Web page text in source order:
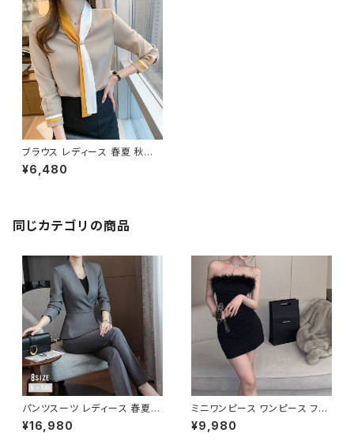
ブラウス レディース 春夏 秋冬
春 夏 秋 冬 白 ボウタイ シャツ
トップス 無地ブラウス 長袖 トッ
イト ベージュ ライトブルー オフ
ィスカジュアル スーツ ブラウス
ンプル 長袖シャツ ブラウスシャ
ツ シャツブラウス オフィス カジ
ュアル OL 上品 大人 S M L XL
2XL 20代 30代 40代 50代 C
-TSS0064
¥6,480
同じカテゴリの商品
パンツスーツ レディース 春夏
秋冬 春 夏 秋 冬 黒 紺 スーツ
上下セット 2点セット ジャケット
¥16,980
ミニワンピース ワンピース フェ
ザーデザイン タイトワンピース
チューブトップ レディース 春夏
¥9,980